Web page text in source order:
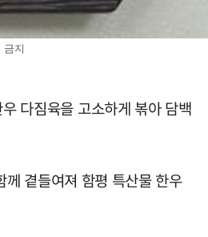
지
다짐육을 고소하게 볶아 담백
곁들여져 함평 특산물 한우